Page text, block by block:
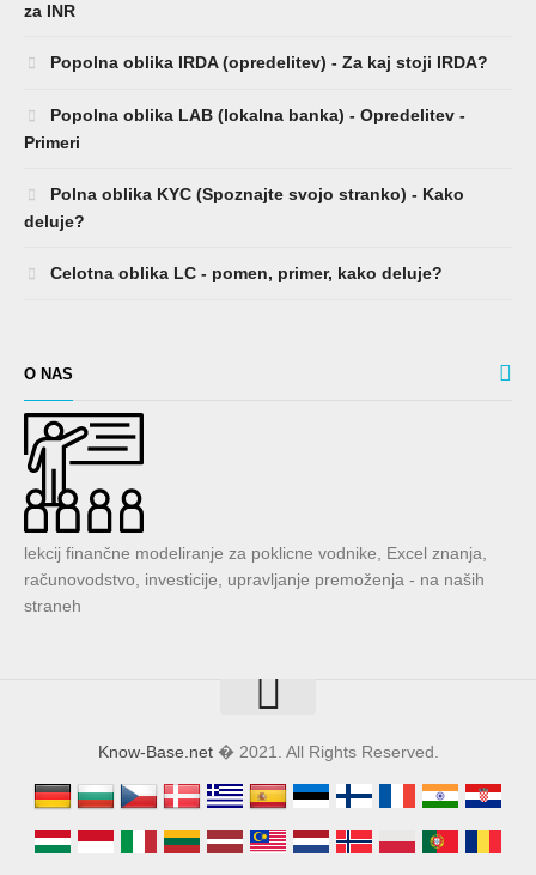
za INR
Popolna oblika IRDA (opredelitev) - Za kaj stoji IRDA?
Popolna oblika LAB (lokalna banka) - Opredelitev -
Primeri
Polna oblika KYC (Spoznajte svojo stranko) - Kako
deluje?
Celotna oblika LC - pomen, primer, kako deluje?
O NAS
lekcij finančne modeliranje za poklicne vodnike, Excel znanja,
računovodstvo, investicije, upravljanje premoženja - na naših
straneh
Know-Base.net� 2021. All Rights Reserved.